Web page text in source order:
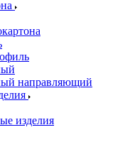
направляющий
изделия